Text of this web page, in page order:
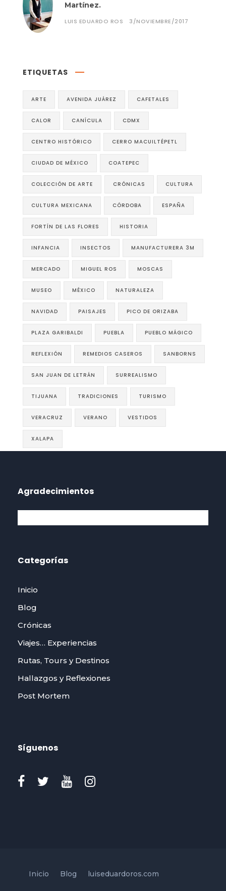
Martínez.
LUIS EDUARDO ROS 3/NOVIEMBRE/2017
ETIQUETAS
ARTE AVENIDA JUÁREZ CAFETALES
CALOR CANÍCULA CDMX
CENTRO HISTÓRICO CERRO MACUILTÉPETL
CIUDAD DE MÉXICO COATEPEC
COLECCIÓN DE ARTE CRÓNICAS CULTURA
CULTURA MEXICANA CÓRDOBA ESPAÑA
FORTÍN DE LAS FLORES HISTORIA
INFANCIA INSECTOS MANUFACTURERA 3M
MERCADO MIGUEL ROS MOSCAS
MUSEO MÉXICO NATURALEZA
NAVIDAD PAISAJES PICO DE ORIZABA
PLAZA GARIBALDI PUEBLA PUEBLO MÁGICO
REFLEXIÓN REMEDIOS CASEROS SANBORNS
SAN JUAN DE LETRÁN SURREALISMO
TIJUANA TRADICIONES TURISMO
VERACRUZ VERANO VESTIDOS
XALAPA
Agradecimientos
Categorías
Inicio
Blog
Crónicas
Viajes… Experiencias
Rutas, Tours y Destinos
Hallazgos y Reflexiones
Post Mortem
Síguenos
Inicio Blog luiseduardoros.com